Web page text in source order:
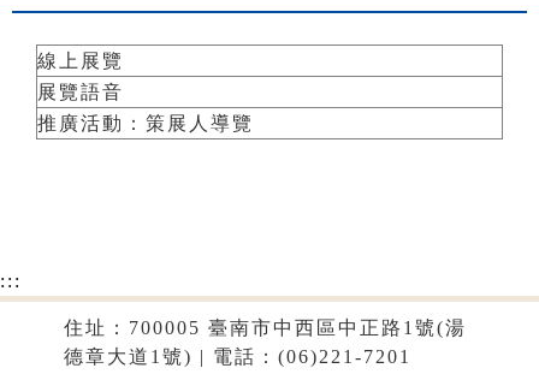
線上展覽
展覽語音
推廣活動：策展人導覽
:::
住址：700005 臺南市中西區中正路1號(湯
德章大道1號) | 電話：(06)221-7201